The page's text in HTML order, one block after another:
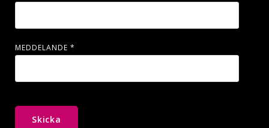
MEDDELANDE *